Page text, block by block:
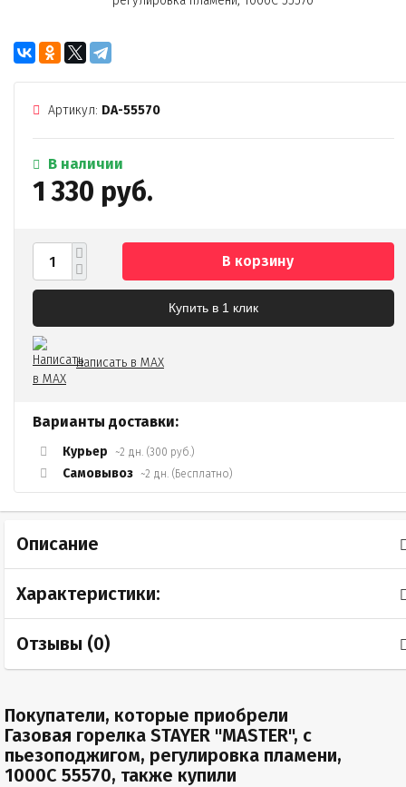
Артикул: DA-55570
В наличии
1 330 руб.
В корзину
Купить в 1 клик
Написать в MAX
Варианты доставки:
Курьер ~2 дн. (300 руб.)
Самовывоз ~2 дн. (Бесплатно)
Описание
Характеристики:
Отзывы (0)
Покупатели, которые приобрели
Газовая горелка STAYER "MASTER", с
пьезоподжигом, регулировка пламени,
1000С 55570, также купили